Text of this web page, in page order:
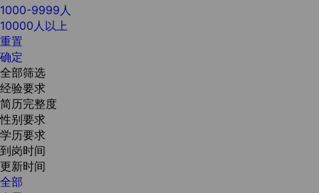
1000-9999人
10000人以上
重置
确定
全部筛选
经验要求
简历完整度
性别要求
学历要求
到岗时间
更新时间
全部